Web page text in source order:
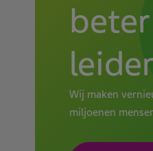
Wij maken
miljoenen